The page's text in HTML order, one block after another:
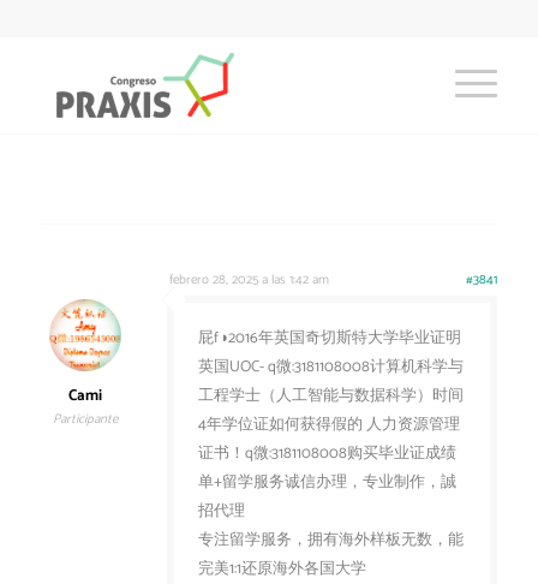
febrero 28, 2025 a las 1:42 am #3841
Cami
Participante
屁f◑2016年英国奇切斯特大学毕业证明
英国UOC- q微:3181108008计算机科学与
工程学士（人工智能与数据科学）时间
4年学位证如何获得假的 人力资源管理
证书！q微:3181108008购买毕业证成绩
单+留学服务诚信办理，专业制作，誠
招代理
专注留学服务，拥有海外样板无数，能
完美1:1还原海外各国大学